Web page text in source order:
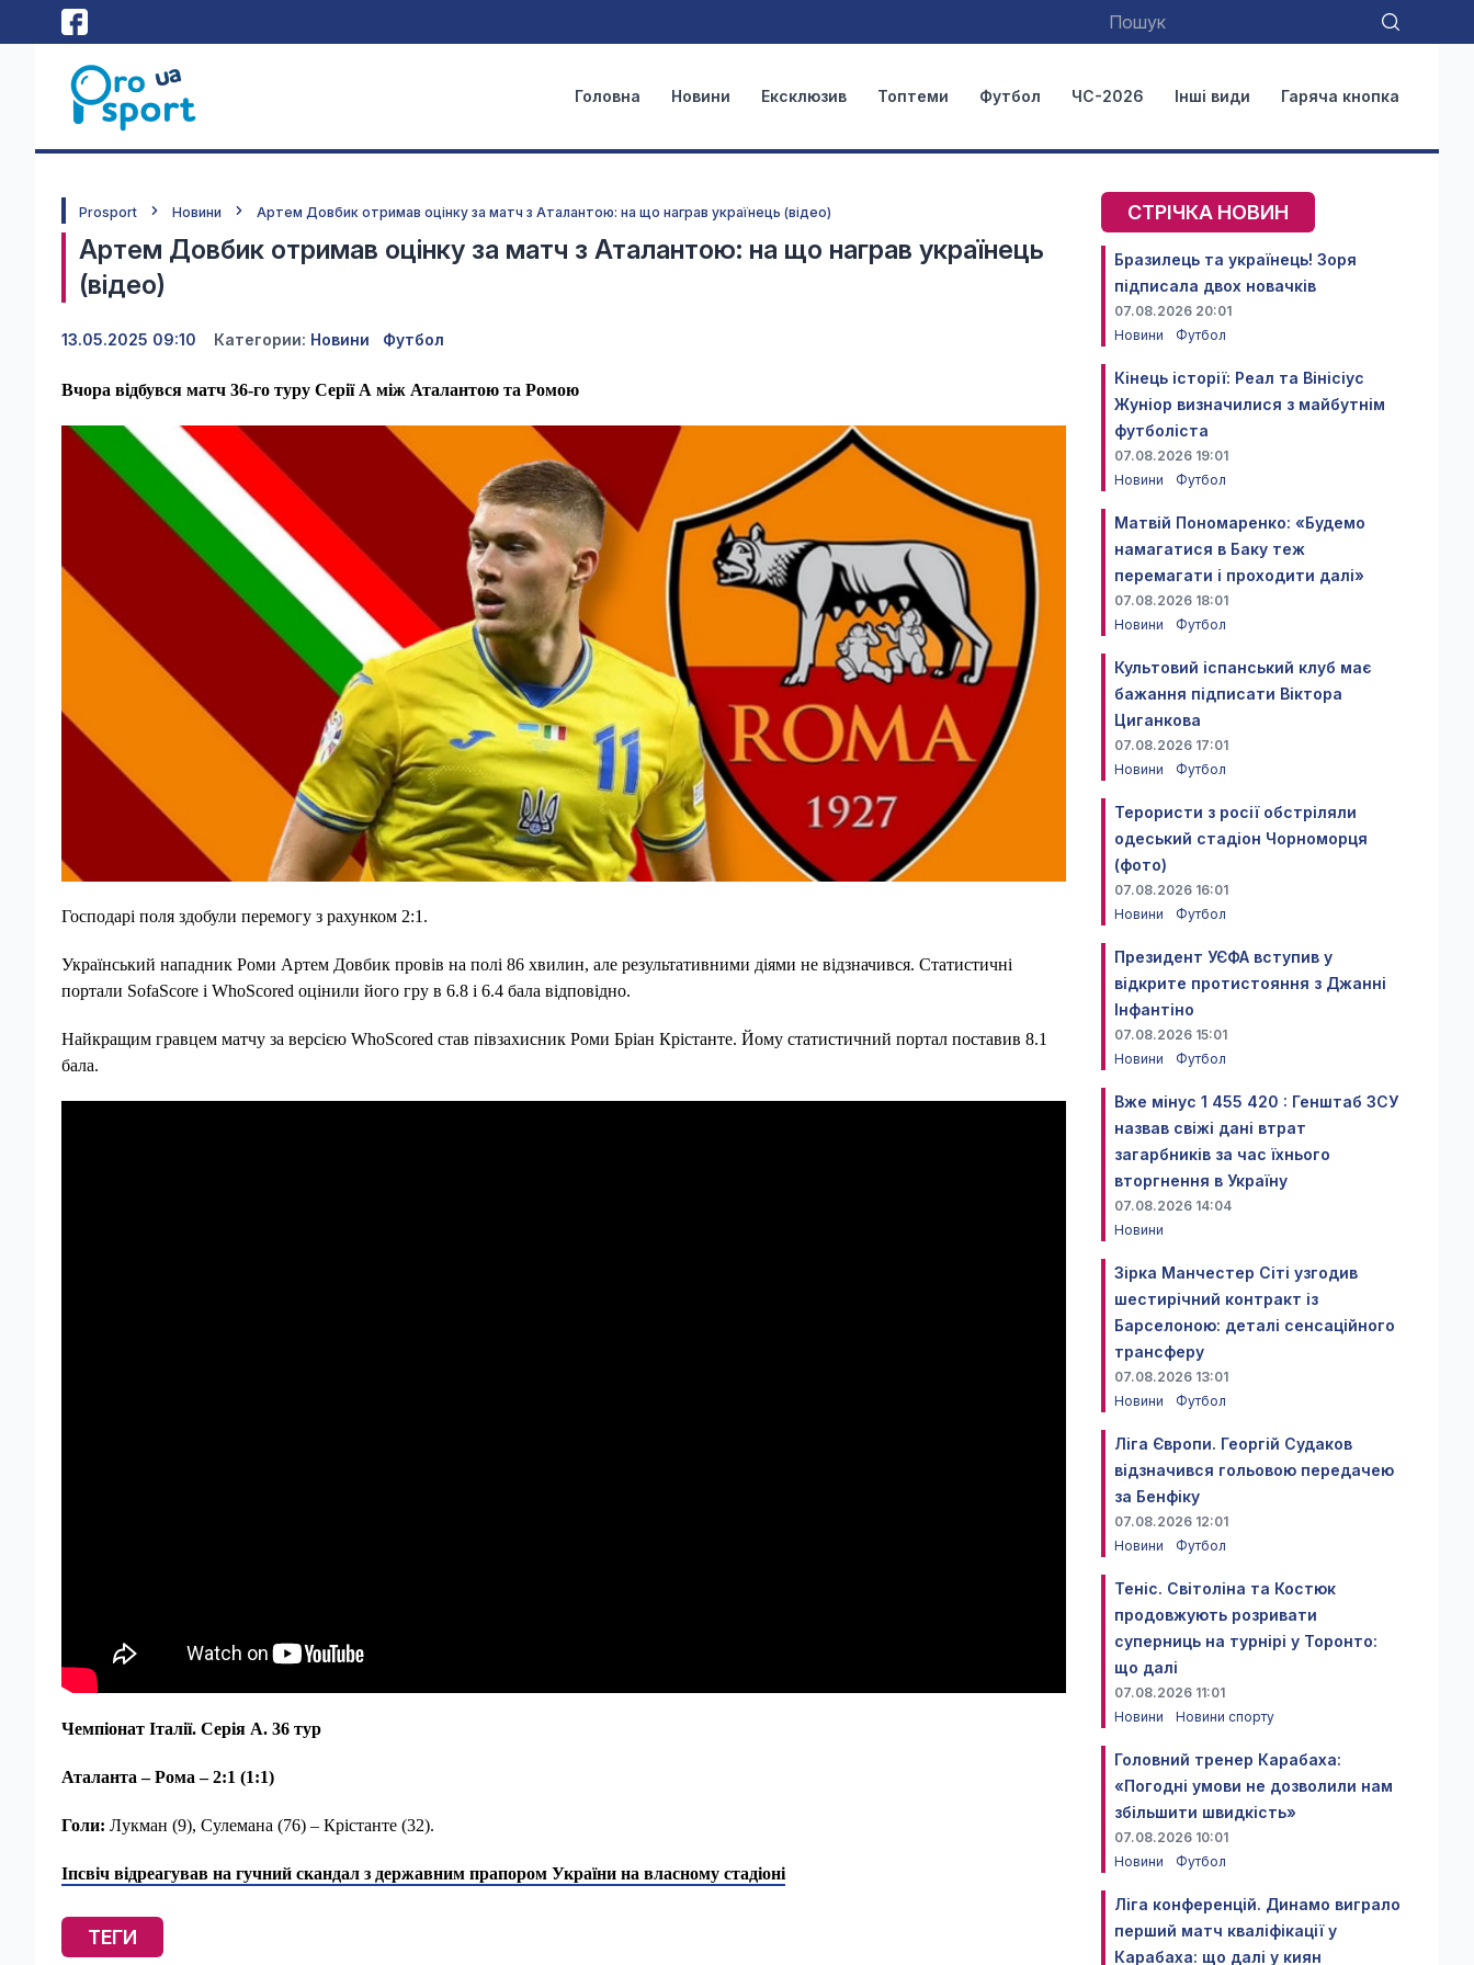
Головна Новини Ексклюзив Топтеми Футбол ЧС-2026 Інші види Гаряча кнопка
Prosport Новини Артем Довбик отримав оцінку за матч з Аталантою: на що награв українець (відео)
Артем Довбик отримав оцінку за матч з Аталантою: на що награв українець
(відео)
13.05.2025 09:10 Категории: Новини Футбол
Вчора відбувся матч 36-го туру Серії А між Аталантою та Ромою
Господарі поля здобули перемогу з рахунком 2:1.
Український нападник Роми Артем Довбик провів на полі 86 хвилин, але результативними діями не відзначився. Статистичні
портали SofaScore і WhoScored оцінили його гру в 6.8 і 6.4 бала відповідно.
Найкращим гравцем матчу за версією WhoScored став півзахисник Роми Бріан Крістанте. Йому статистичний портал поставив 8.1
бала.
Чемпіонат Італії. Серія А. 36 тур
Аталанта – Рома – 2:1 (1:1)
Голи: Лукман (9), Сулемана (76) – Крістанте (32).
Іпсвіч відреагував на гучний скандал з державним прапором України на власному стадіоні
ТЕГИ
СТРІЧКА НОВИН
Бразилець та українець! Зоря
підписала двох новачків
07.08.2026 20:01
Новини
Футбол
Кінець історії: Реал та Вінісіус
Жуніор визначилися з майбутнім
футболіста
07.08.2026 19:01
Новини
Футбол
Матвій Пономаренко: «Будемо
намагатися в Баку теж
перемагати і проходити далі»
07.08.2026 18:01
Новини
Футбол
Культовий іспанський клуб має
бажання підписати Віктора
Циганкова
07.08.2026 17:01
Новини
Футбол
Терористи з росії обстріляли
одеський стадіон Чорноморця
(фото)
07.08.2026 16:01
Новини
Футбол
Президент УЄФА вступив у
відкрите протистояння з Джанні
Інфантіно
07.08.2026 15:01
Новини
Футбол
Вже мінус 1 455 420 : Генштаб ЗСУ
назвав свіжі дані втрат
загарбників за час їхнього
вторгнення в Україну
07.08.2026 14:04
Новини
Зірка Манчестер Сіті узгодив
шестирічний контракт із
Барселоною: деталі сенсаційного
трансферу
07.08.2026 13:01
Новини
Футбол
Ліга Європи. Георгій Судаков
відзначився гольовою передачею
за Бенфіку
07.08.2026 12:01
Новини
Футбол
Теніс. Світоліна та Костюк
продовжують розривати
суперниць на турнірі у Торонто:
що далі
07.08.2026 11:01
Новини
Новини спорту
Головний тренер Карабаха:
«Погодні умови не дозволили нам
збільшити швидкість»
07.08.2026 10:01
Новини
Футбол
Ліга конференцій. Динамо виграло
перший матч кваліфікації у
Карабаха: що далі у киян